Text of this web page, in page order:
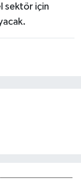
sektör için